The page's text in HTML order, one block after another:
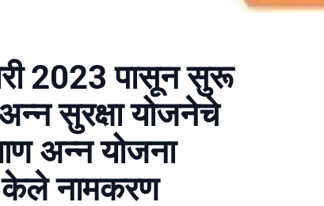
2023 पासून सुरू
सुरक्षा योजनेचे
अन्न योजना
केले नामकरण